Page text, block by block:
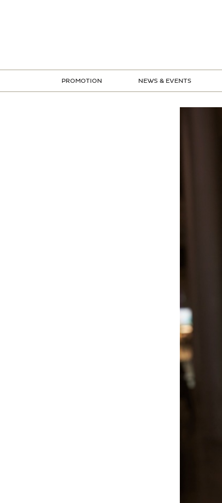
PROMOTION NEWS & EVENTS